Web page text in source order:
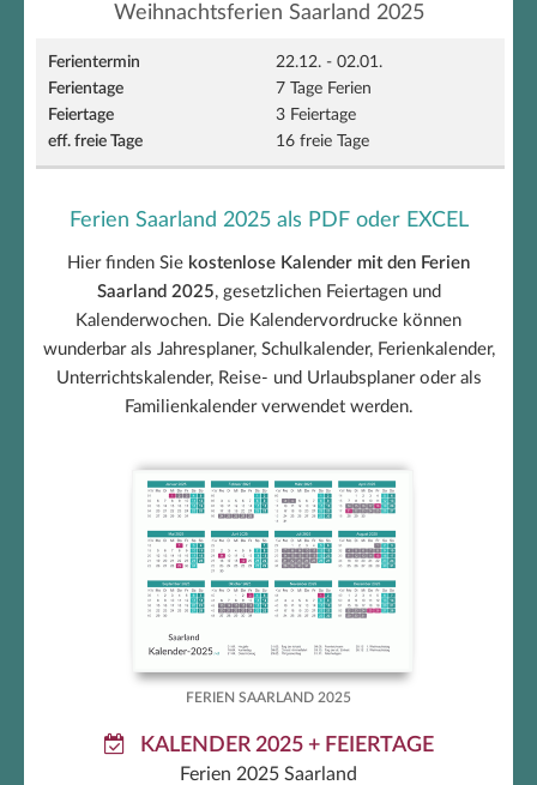
Weihnachtsferien Saarland 2025
22.12. - 02.01.
7 Tage Ferien
3 Feiertage
16 freie Tage
Ferien Saarland 2025 als PDF oder EXCEL
Hier finden Sie kostenlose Kalender mit den Ferien
Saarland 2025, gesetzlichen Feiertagen und
Kalenderwochen. Die Kalendervordrucke können
wunderbar als Jahresplaner, Schulkalender, Ferienkalender,
Unterrichtskalender, Reise- und Urlaubsplaner oder als
Familienkalender verwendet werden.
Ferien Saarland 2025
FERIEN SAARLAND 2025
KALENDER 2025 + FEIERTAGE
Ferien 2025 Saarland